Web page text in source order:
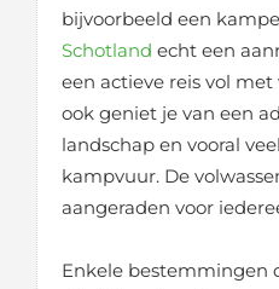
bijvoorbeeld een
Schotland echt een
een actieve reis vol
ook geniet je van een
landschap en vooral
kampvuur. De
aangeraden voor
Enkele bestemmingen